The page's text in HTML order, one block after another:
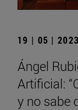
19 | 05 | 2023
Ángel
Artificial:
y no sabe